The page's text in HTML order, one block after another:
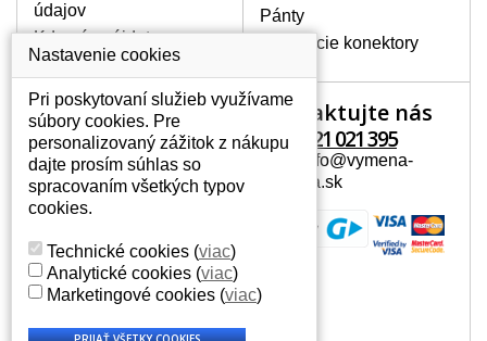
AKO SA ZÁVADA KLÁVESNICE
MÔŽE PREJAVOVAŤ?
Medzi časté prejavy patrí
vynechávanie písmen alebo sa
zobrazujú iné písmená, tiež
zdvojovanie rovnakých znakov. Pri
poliatí tekutinou sa klávesy nevracajú
do pôvodnej polohy. Alebo tiež
AKO TO FUNGUJE?
Klávesnica je zložená z
údajov
Kde nás nájdete
Pánty
Napájacie konektory
Váš účet
Váš účet
Osobné informácie
Adresy
Kontaktujte nás
+421 221 021 395
Mail: info@vymena-
displeja.sk
Nastavenie cookies
Pri poskytovaní služieb využívame
súbory cookies. Pre
personalizovaný zážitok z nákupu
dajte prosím súhlas so
spracovaním všetkých typov
cookies.
Technické cookies (viac)
Analytické cookies (viac)
Marketingové cookies (viac)